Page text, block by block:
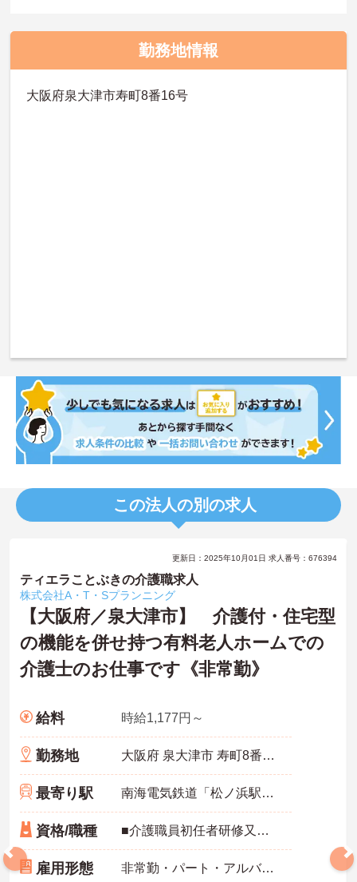
勤務地情報
大阪府泉大津市寿町8番16号
この法人の別の求人
更新日：2025年10月01日 求人番号：676394
ティエラことぶきの介護職求人
株式会社A・T・Sプランニング
【大阪府／泉大津市】 介護付・住宅型
の機能を併せ持つ有料老人ホームでの
介護士のお仕事です《非常勤》
給料 時給1,177円～
勤務地 大阪府 泉大津市 寿町8番16号
最寄り駅 南海電気鉄道「松ノ浜駅」徒歩13分
資格/職種 ■介護職員初任者研修又はホームヘルパー2級以上の資格をお持ちの方
雇用形態 非常勤・パート・アルバイト